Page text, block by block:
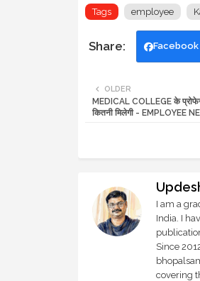
Tags employee
Facebook
OLDER
MEDICAL COLLEGE के
कितनी मिलेगी - EMPLOYEE
I am a
India. I
Since
covering